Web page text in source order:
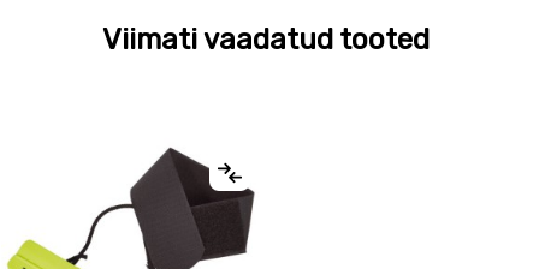
Viimati vaadatud tooted